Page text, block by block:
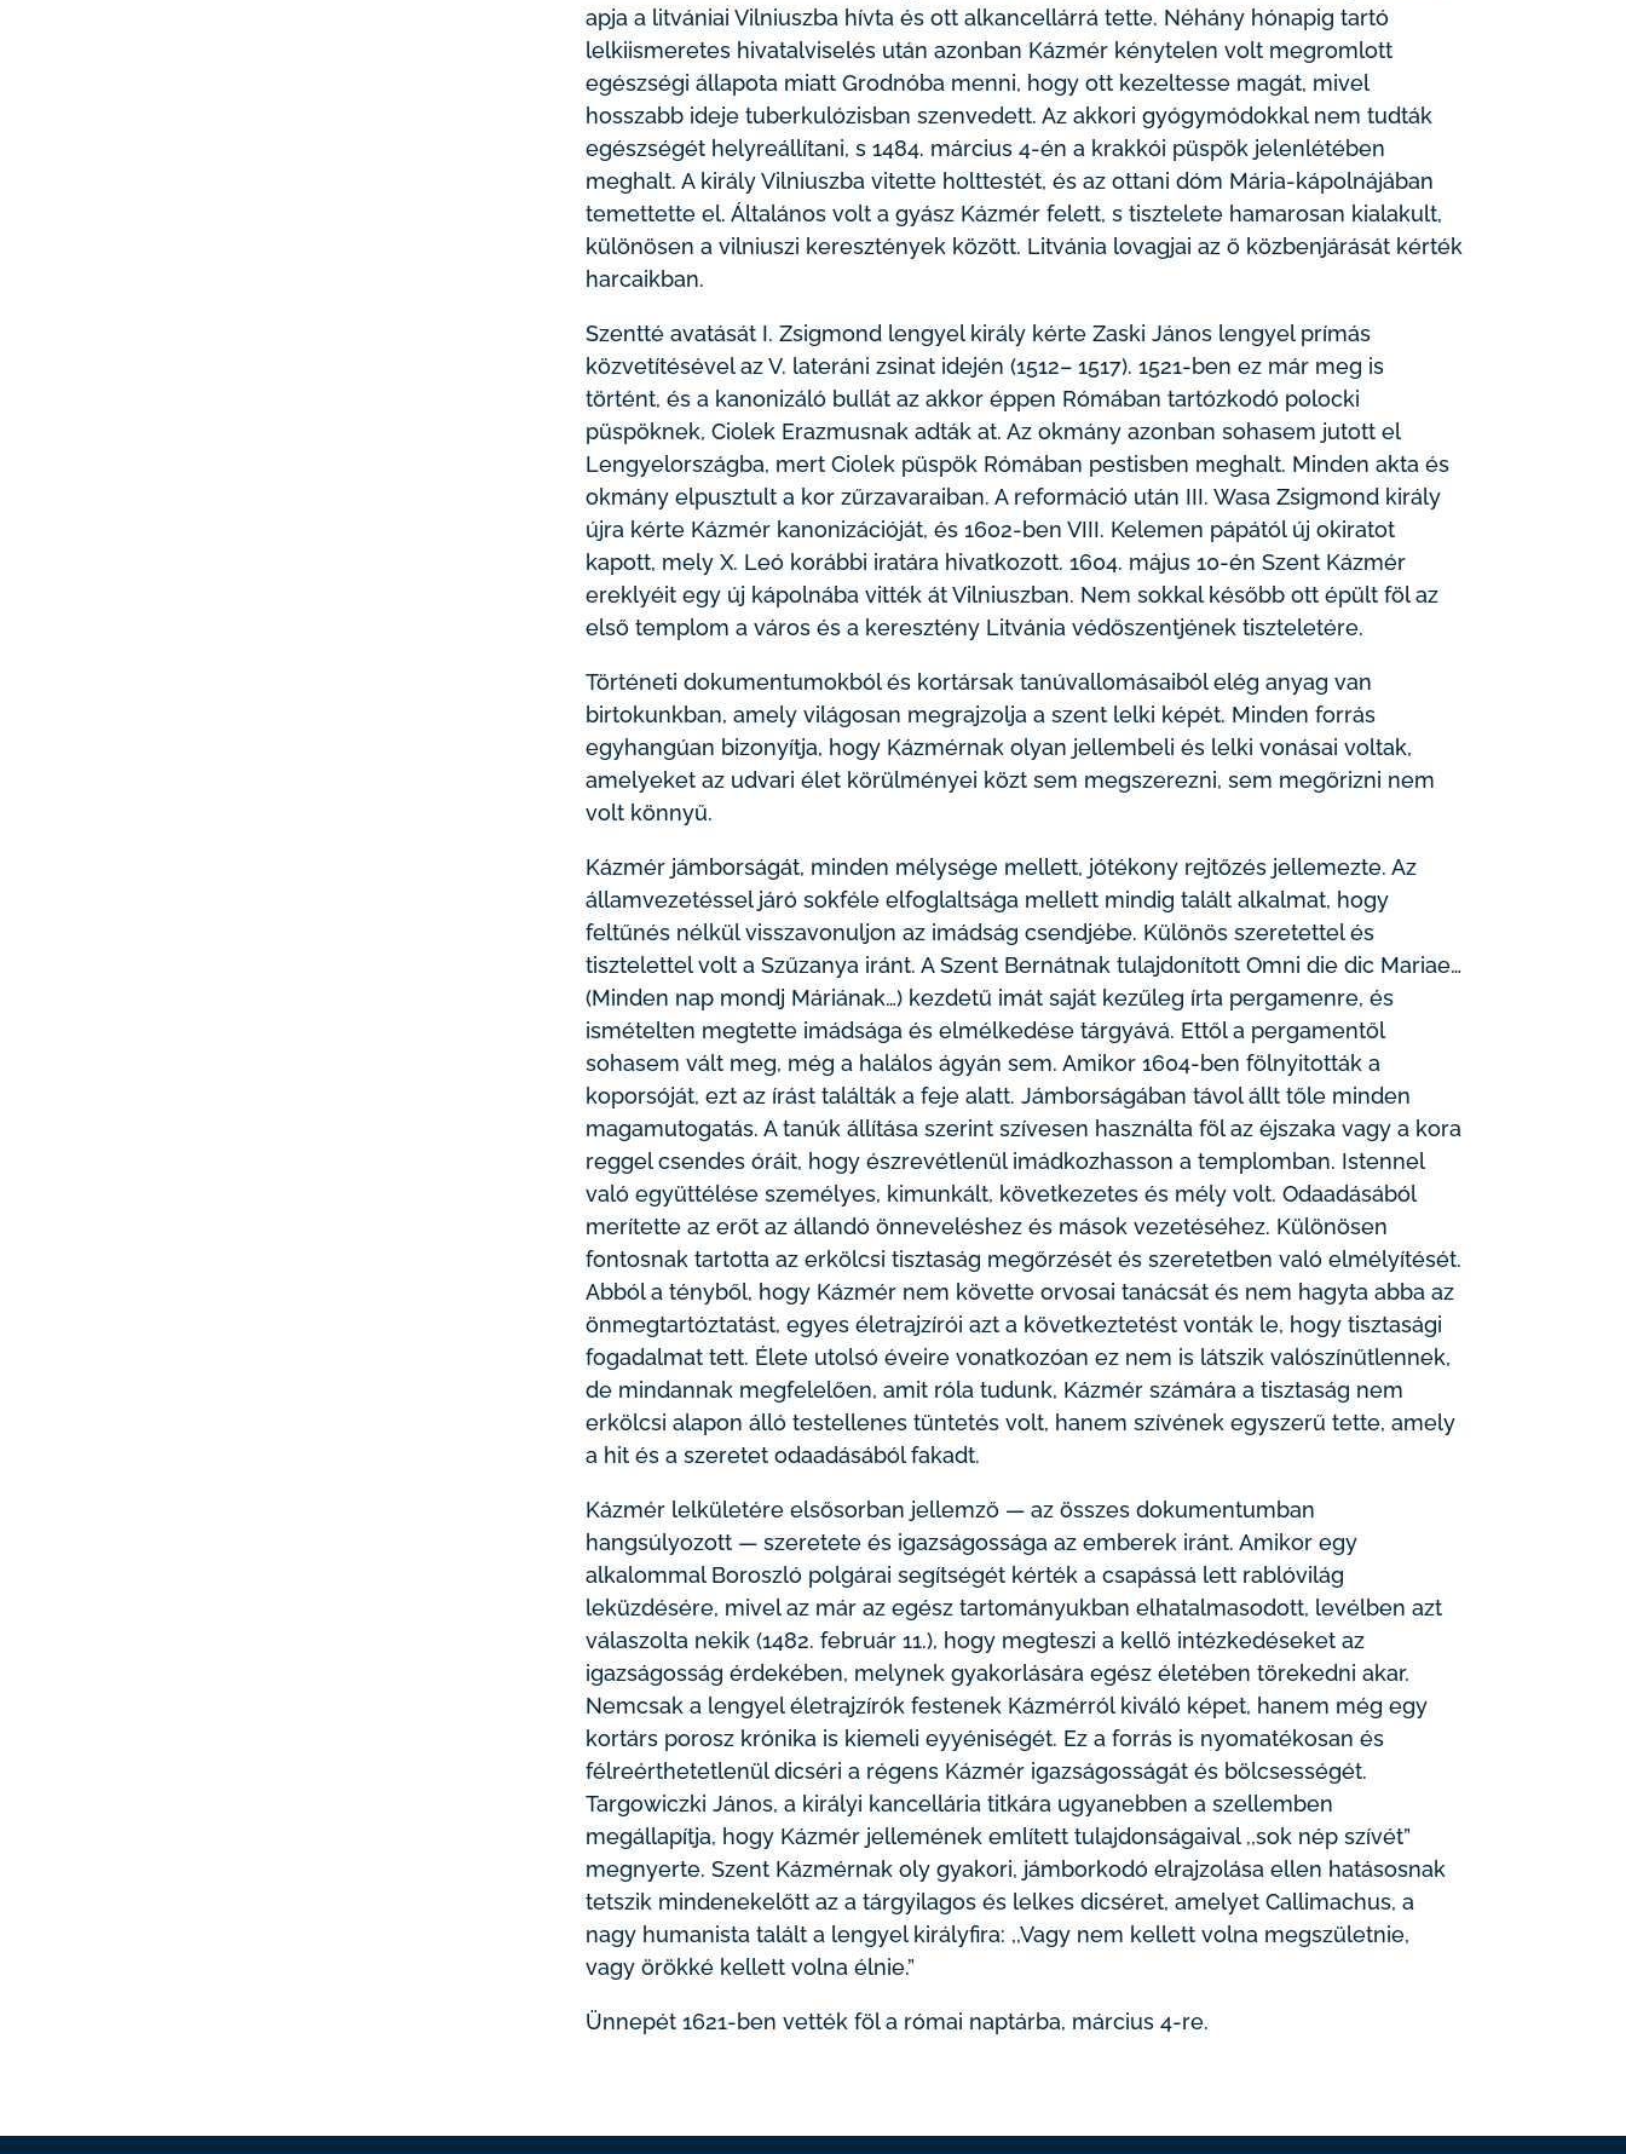
apja a litvániai Vilniuszba hívta és ott alkancellárrá tette. Néhány hónapig tartó
lelkiismeretes hivatalviselés után azonban Kázmér kénytelen volt megromlott
egészségi állapota miatt Grodnóba menni, hogy ott kezeltesse magát, mivel
hosszabb ideje tuberkulózisban szenvedett. Az akkori gyógymódokkal nem tudták
egészségét helyreállítani, s 1484. március 4-én a krakkói püspök jelenlétében
meghalt. A király Vilniuszba vitette holttestét, és az ottani dóm Mária-kápolnájában
temettette el. Általános volt a gyász Kázmér felett, s tisztelete hamarosan kialakult,
különösen a vilniuszi keresztények között. Litvánia lovagjai az ő közbenjárását kérték
harcaikban.
Szentté avatását I. Zsigmond lengyel király kérte Zaski János lengyel prímás
közvetítésével az V. lateráni zsinat idején (1512– 1517). 1521-ben ez már meg is
történt, és a kanonizáló bullát az akkor éppen Rómában tartózkodó polocki
püspöknek, Ciolek Erazmusnak adták at. Az okmány azonban sohasem jutott el
Lengyelországba, mert Ciolek püspök Rómában pestisben meghalt. Minden akta és
okmány elpusztult a kor zűrzavaraiban. A reformáció után III. Wasa Zsigmond király
újra kérte Kázmér kanonizációját, és 1602-ben VIII. Kelemen pápától új okiratot
kapott, mely X. Leó korábbi iratára hivatkozott. 1604. május 10-én Szent Kázmér
ereklyéit egy új kápolnába vitték át Vilniuszban. Nem sokkal később ott épült föl az
első templom a város és a keresztény Litvánia védőszentjének tiszteletére.
Történeti dokumentumokból és kortársak tanúvallomásaiból elég anyag van
birtokunkban, amely világosan megrajzolja a szent lelki képét. Minden forrás
egyhangúan bizonyítja, hogy Kázmérnak olyan jellembeli és lelki vonásai voltak,
amelyeket az udvari élet körülményei közt sem megszerezni, sem megőrizni nem
volt könnyű.
Kázmér jámborságát, minden mélysége mellett, jótékony rejtőzés jellemezte. Az
államvezetéssel járó sokféle elfoglaltsága mellett mindig talált alkalmat, hogy
feltűnés nélkül visszavonuljon az imádság csendjébe. Különös szeretettel és
tisztelettel volt a Szűzanya iránt. A Szent Bernátnak tulajdonított Omni die dic Mariae…
(Minden nap mondj Máriának…) kezdetű imát saját kezűleg írta pergamenre, és
ismételten megtette imádsága és elmélkedése tárgyává. Ettől a pergamentől
sohasem vált meg, még a halálos ágyán sem. Amikor 1604-ben fölnyitották a
koporsóját, ezt az írást találták a feje alatt. Jámborságában távol állt tőle minden
magamutogatás. A tanúk állítása szerint szívesen használta föl az éjszaka vagy a kora
reggel csendes óráit, hogy észrevétlenül imádkozhasson a templomban. Istennel
való együttélése személyes, kimunkált, következetes és mély volt. Odaadásából
merítette az erőt az állandó önneveléshez és mások vezetéséhez. Különösen
fontosnak tartotta az erkölcsi tisztaság megőrzését és szeretetben való elmélyítését.
Abból a tényből, hogy Kázmér nem követte orvosai tanácsát és nem hagyta abba az
önmegtartóztatást, egyes életrajzírói azt a következtetést vonták le, hogy tisztasági
fogadalmat tett. Élete utolsó éveire vonatkozóan ez nem is látszik valószínűtlennek,
de mindannak megfelelően, amit róla tudunk, Kázmér számára a tisztaság nem
erkölcsi alapon álló testellenes tüntetés volt, hanem szívének egyszerű tette, amely
a hit és a szeretet odaadásából fakadt.
Kázmér lelkületére elsősorban jellemző — az összes dokumentumban
hangsúlyozott — szeretete és igazságossága az emberek iránt. Amikor egy
alkalommal Boroszló polgárai segítségét kérték a csapássá lett rablóvilág
leküzdésére, mivel az már az egész tartományukban elhatalmasodott, levélben azt
válaszolta nekik (1482. február 11.), hogy megteszi a kellő intézkedéseket az
igazságosság érdekében, melynek gyakorlására egész életében törekedni akar.
Nemcsak a lengyel életrajzírók festenek Kázmérról kiváló képet, hanem még egy
kortárs porosz krónika is kiemeli eyyéniségét. Ez a forrás is nyomatékosan és
félreérthetetlenül dicséri a régens Kázmér igazságosságát és bölcsességét.
Targowiczki János, a királyi kancellária titkára ugyanebben a szellemben
megállapítja, hogy Kázmér jellemének említett tulajdonságaival ,,sok nép szívét”
megnyerte. Szent Kázmérnak oly gyakori, jámborkodó elrajzolása ellen hatásosnak
tetszik mindenekelőtt az a tárgyilagos és lelkes dicséret, amelyet Callimachus, a
nagy humanista talált a lengyel királyfira: ,,Vagy nem kellett volna megszületnie,
vagy örökké kellett volna élnie.”
Ünnepét 1621-ben vették föl a római naptárba, március 4-re.